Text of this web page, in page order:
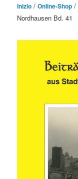
Inizio /Online-Shop /
Nordhausen Bd. 41